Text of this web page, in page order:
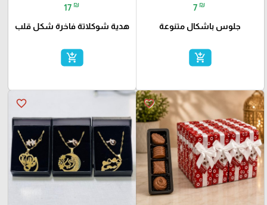
7 ₪
جلوس باشكال متنوعة
add_shopping_cart
17 ₪
هدية شوكلاتة فاخرة شكل قلب
add_shopping_cart
favorite_border
favorite_border